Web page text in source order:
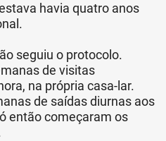
havia quatro anos
seguiu o protocolo.
de visitas
na própria casa-lar.
de saídas diurnas aos
então começaram os